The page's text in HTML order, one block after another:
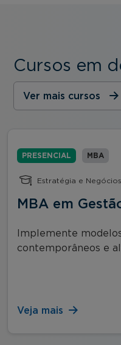
Cursos em
Ver mais cursos
PRESENCIAL MBA
Estratégia e Negócios
MBA em
Implemente
contemporâneos e
Veja mais